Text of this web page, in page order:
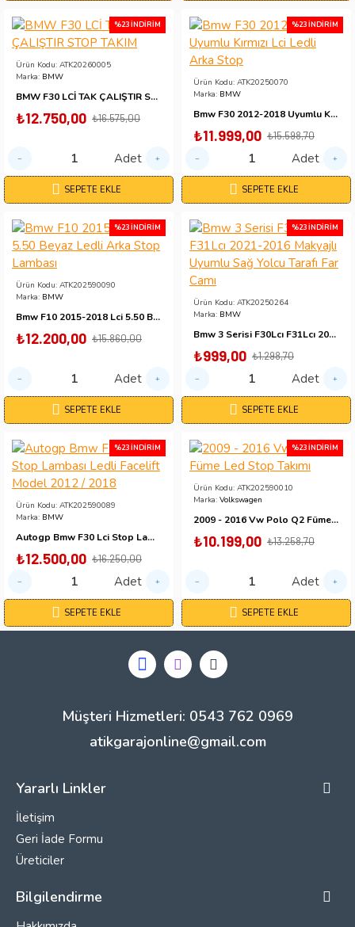
%23 İNDIRIM
Ürün Kodu: ATK20260005
Marka: BMW
BMW F30 LCİ TAK ÇALIŞTIR STOP TAKIM
₺12.750,00 ₺16.575,00
Adet
SEPETE EKLE
%23 İNDIRIM
Ürün Kodu: ATK20250070
Marka: BMW
Bmw F30 2012-2018 Uyumlu Kırmızı Lci Ledli Arka Stop
₺11.999,00 ₺15.598,70
Adet
SEPETE EKLE
%23 İNDIRIM
Ürün Kodu: ATK202590090
Marka: BMW
Bmw F10 2015-2018 Lci 5.50 Beyaz Ledli Arka Stop Lambası
₺12.200,00 ₺15.860,00
Adet
SEPETE EKLE
%23 İNDIRIM
Ürün Kodu: ATK20250264
Marka: BMW
Bmw 3 Serisi F30Lcı F31Lcı 2021-2016 Makyajlı Uyumlu Sağ Yolcu Tarafı Far Camı
₺999,00 ₺1.298,70
Adet
SEPETE EKLE
%23 İNDIRIM
Ürün Kodu: ATK202590089
Marka: BMW
Autogp Bmw F30 Lci Stop Lambası Ledli Facelift Model 2012 / 2018
₺12.500,00 ₺16.250,00
Adet
SEPETE EKLE
%23 İNDIRIM
Ürün Kodu: ATK202590010
Marka: Volkswagen
2009 - 2016 Vw Polo Q2 Füme Led Stop Takımı
₺10.199,00 ₺13.258,70
Adet
SEPETE EKLE
Müşteri Hizmetleri: 0543 762 0969
atikgarajonline@gmail.com
Yararlı Linkler
İletişim
Geri İade Formu
Üreticiler
Bilgilendirme